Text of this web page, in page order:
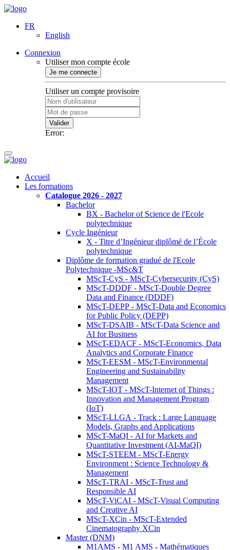
FR
English
Connexion
Utiliser mon compte école
Je me connecte
Utiliser un compte provisoire
Valider
Error:
Accueil
Les formations
Catalogue 2026 - 2027
Bachelor
BX - Bachelor of Science de l'Ecole
polytechnique
Cycle Ingénieur
X - Titre d’Ingénieur diplômé de l’École
polytechnique
Diplôme de formation gradué de l'Ecole
Polytechnique -MSc&T
MScT-CyS - MScT-Cybersecurity (CyS)
MScT-DDDF - MScT-Double Degree
Data and Finance (DDDF)
MScT-DEPP - MScT-Data and Economics
for Public Policy (DEPP)
MScT-DSAIB - MScT-Data Science and
AI for Business
MScT-EDACF - MScT-Economics, Data
Analytics and Corporate Finance
MScT-EESM - MScT-Environmental
Engineering and Sustainability
Management
MScT-IOT - MScT-Internet of Things :
Innovation and Management Program
(IoT)
MScT-LLGA - Track : Large Language
Models, Graphs and Applications
MScT-MaQI - AI for Markets and
Quantitative Investment (AI-MaQI)
MScT-STEEM - MScT-Energy
Environment : Science Technology &
Management
MScT-TRAI - MScT-Trust and
Responsible AI
MScT-ViCAI - MScT-Visual Computing
and Creative AI
MScT-XCin - MScT-Extended
Cinematography XCin
Master (DNM)
M1AMS - M1 AMS - Mathématiques